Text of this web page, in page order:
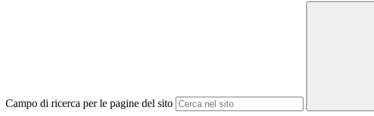
Campo di ricerca per le pagine del sito